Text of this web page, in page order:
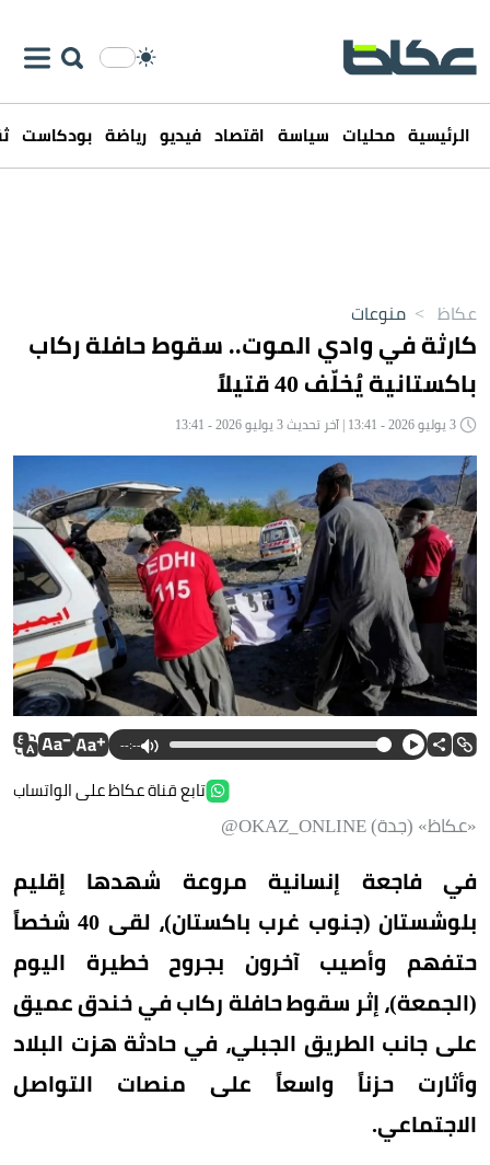
الرئيسية محليات سياسة اقتصاد فيديو رياضة بودكاست
عكاظ > منوعات
كارثة في وادي الموت.. سقوط حافلة ركاب
باكستانية يُخلّف 40 قتيلاً
--:--
تابع قناة عكاظ على الواتساب
«عكاظ» (جدة) OKAZ_ONLINE@
في فاجعة إنسانية مروعة شهدها إقليم
بلوشستان (جنوب غرب باكستان)، لقى 40 شخصاً
حتفهم وأصيب آخرون بجروح خطيرة اليوم
(الجمعة)، إثر سقوط حافلة ركاب في خندق عميق
على جانب الطريق الجبلي، في حادثة هزت البلاد
وأثارت حزناً واسعاً على منصات التواصل
الاجتماعي.